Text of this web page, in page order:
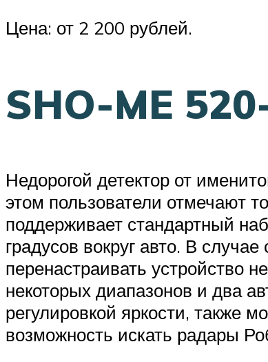
Цена: от 2 200 рублей.
SHO-ME
Недорогой детектор от
этом пользователи отмечают
поддерживает стандартный
градусов вокруг авто. В
перенастраивать устройство
некоторых диапазонов и два
регулировкой яркости, также
возможность искать радары